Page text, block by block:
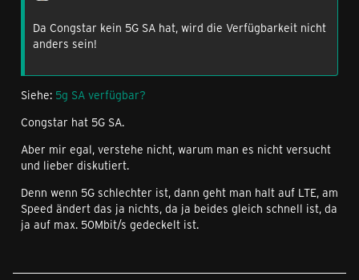
Da Congstar kein 5G SA hat, wird die Verfügbarkeit nicht
anders sein!
Siehe: 5g SA verfügbar?
Congstar hat 5G SA.
Aber mir egal, verstehe nicht, warum man es nicht versucht
und lieber diskutiert.
Denn wenn 5G schlechter ist, dann geht man halt auf LTE, am
Speed ändert das ja nichts, da ja beides gleich schnell ist, da
ja auf max. 50Mbit/s gedeckelt ist.